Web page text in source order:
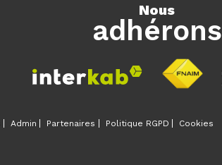
nous
adhérons
Admin Partenaires Politique RGPD Cookies